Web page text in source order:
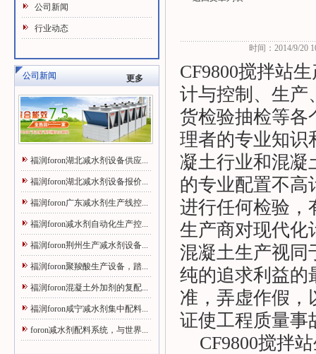
公司新闻
行业动态
公司新闻 更多
福润foron湖北减水剂设备供应...
福润foron湖北减水剂设备报价...
福润foron广东减水剂生产线控...
福润foron减水剂自动化生产控...
福润foron荆州生产减水剂设备...
福润foron聚羧酸生产设备，踏...
福润foron混凝土外加剂的复配...
福润foron咸宁减水剂集中配料...
foron减水剂配料系统，与世界...
时间：2014/9/20
CF9800搅拌站
计与控制、生产
货检验抽检等各
理者的专业知识
凝土行业和混凝
的专业配置不高
进行任何检验，
生产商对现代化
混凝土生产视同
纯的追求利益的
准，弄虚作假，
证使工程质量事
CF9800搅拌